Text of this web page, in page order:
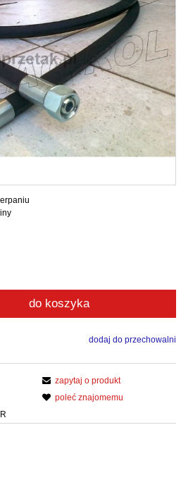
do koszyka
dodaj do przechowalni
zapytaj o produkt
poleć znajomemu